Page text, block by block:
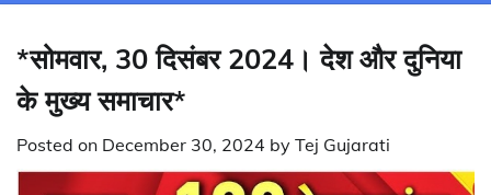
*सोमवार, 30 दिसंबर 2024। देश और दुनिया
के मुख्य समाचार*
Posted on December 30, 2024 by Tej Gujarati